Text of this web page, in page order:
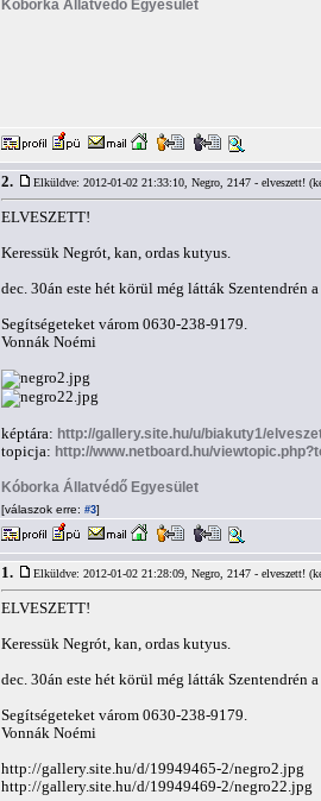
Kóborka Állatvédő Egyesület
2. Elküldve: 2012-01-02 21:33:10, Negro, 2147 - elveszett!
ELVESZETT!
Keressük Negrót, kan, ordas kutyus.
dec. 30án este hét körül még látták Szentendrén
Segítségeteket várom 0630-238-9179.
Vonnák Noémi
képtára: http://gallery.site.hu/u/biakuty1/
topicja: http://www.netboard.hu/
Kóborka Állatvédő Egyesület
[válaszok erre: #3]
1. Elküldve: 2012-01-02 21:28:09, Negro, 2147 - elveszett!
ELVESZETT!
Keressük Negrót, kan, ordas kutyus.
dec. 30án este hét körül még látták Szentendrén
Segítségeteket várom 0630-238-9179.
Vonnák Noémi
http://gallery.site.hu/d/19949465-2/negro2.jpg
http://gallery.site.hu/d/19949469-2/negro22.jpg